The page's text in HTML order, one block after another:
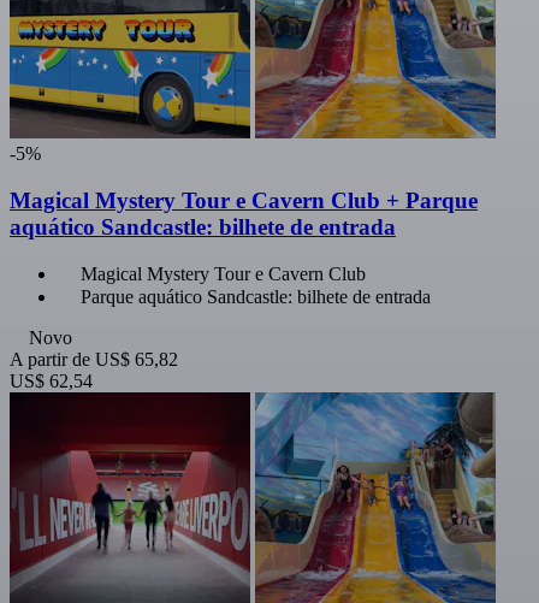
-5%
Magical Mystery Tour e Cavern Club + Parque
aquático Sandcastle: bilhete de entrada
Magical Mystery Tour e Cavern Club
Parque aquático Sandcastle: bilhete de entrada
Novo
A partir de US$ 65,82
US$ 62,54